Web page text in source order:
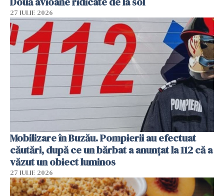
27 IULIE 2026
Mobilizare în Buzău. Pompierii au efectuat
căutări, după ce un bărbat a anunțat la 112 că a
văzut un obiect luminos
27 IULIE 2026